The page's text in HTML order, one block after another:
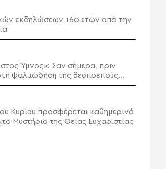
εκδηλώσεων 160 ετών από την
Ύμνος»: Σαν σήμερα, πριν
ψαλμώδηση της θεοπρεπούς
Κυρίου προσφέρεται καθημερινά
Μυστήριο της Θείας Ευχαριστίας